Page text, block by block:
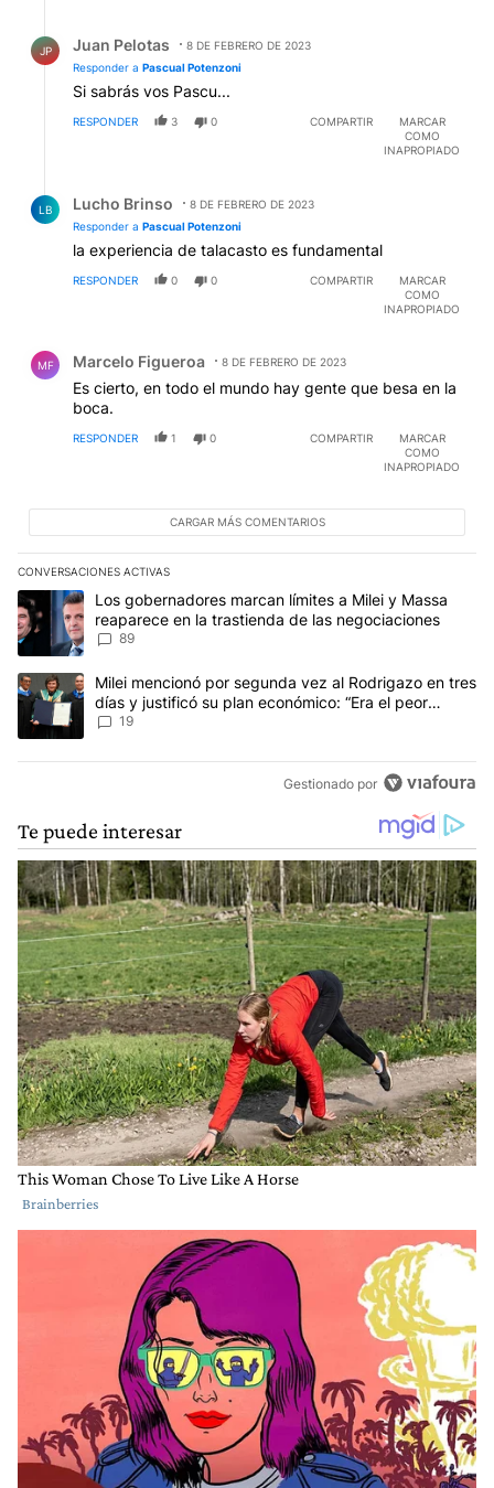
JP Juan Pelotas
8 DE FEBRERO DE 2023
Responder a Pascual Potenzoni
Si sabrás vos Pascu...
RESPONDER 3 0 COMPARTIR
MARCAR
COMO
INAPROPIADO
LB Lucho Brinso
8 DE FEBRERO DE 2023
Responder a Pascual Potenzoni
la experiencia de talacasto es fundamental
RESPONDER 0 0 COMPARTIR
MARCAR
COMO
INAPROPIADO
MF Marcelo Figueroa 8 DE FEBRERO DE 2023
Es cierto, en todo el mundo hay gente que besa en la
boca.
RESPONDER 1 0 COMPARTIR
MARCAR
COMO
INAPROPIADO
CARGAR MÁS COMENTARIOS
CONVERSACIONES ACTIVAS
Este listado muestra los artículos con más comentarios en los
Un artículo de tendencia con el título "Los gobernadores
Los gobernadores marcan límites a Milei y Massa
reaparece en la trastienda de las negociaciones
89
Un artículo de tendencia con el título "Milei mencionó por
Milei mencionó por segunda vez al Rodrigazo en tres
días y justificó su plan económico: “Era el peor
escenario posible”
19
Gestionado por